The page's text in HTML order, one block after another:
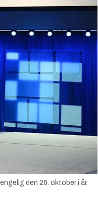
den 26. oktober i år.